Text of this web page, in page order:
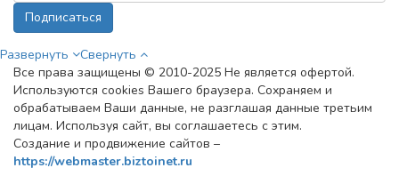
Подписаться
Развернуть
Свернуть
Все права защищены © 2010-2025 Не является офертой.
Используются cookies Вашего браузера. Сохраняем и
обрабатываем Ваши данные, не разглашая данные третьим
лицам. Используя сайт, вы соглашаетесь с этим.
Создание и продвижение сайтов –
https://webmaster.biztoinet.ru